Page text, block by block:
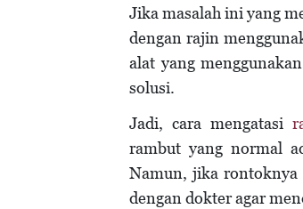
Jika masalah ini yang
dengan rajin
alat yang
solusi.
Jadi, cara mengatasi
rambut yang normal
Namun, jika rontoknya
dengan dokter agar